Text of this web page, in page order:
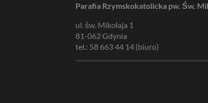
Parafia Rzymskokatolicka pw. Św.
ul. św. Mikołaja 1
81-062 Gdynia
tel.: 58 663 44 14 (biuro)